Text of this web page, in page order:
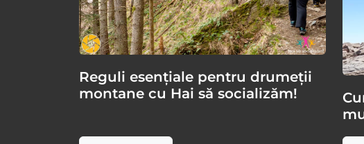
Reguli esențiale pentru drumeții
montane cu Hai să socializăm!